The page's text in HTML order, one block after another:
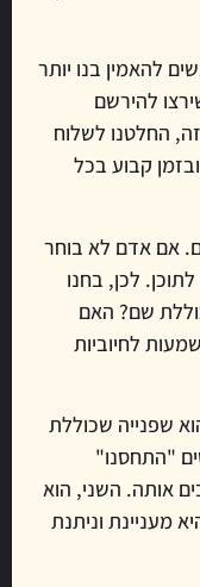
להאמין בנו יותר
להירשם
החלטנו לשלוח
קבוע בכל
אם אדם לא בוחר
לכן, בחנו
שם? האם
לחיוביות
שפנייה שכוללת
"התחסנו"
אותה. השני, הוא
מעניינת וניתנת